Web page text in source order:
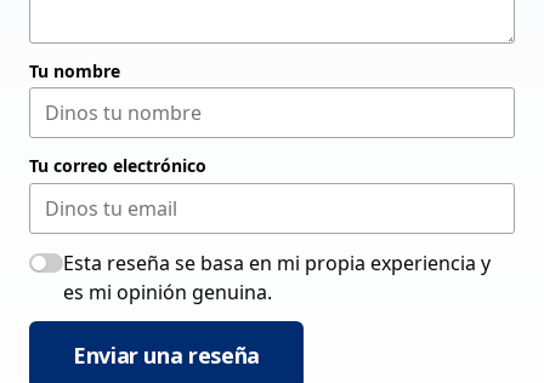
Tu nombre
Tu correo electrónico
Esta reseña se basa en mi propia experiencia y
es mi opinión genuina.
Enviar una reseña